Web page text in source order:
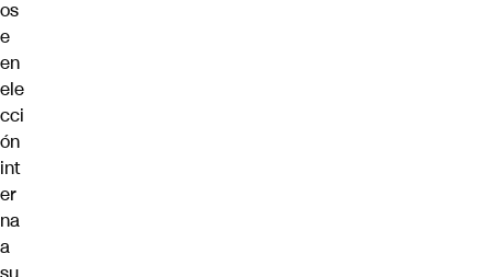
os
e
en
ele
cci
ón
int
er
na
a